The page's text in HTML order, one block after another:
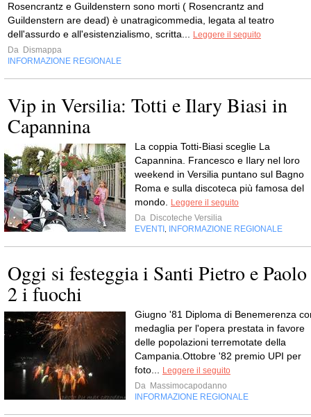
Rosencrantz e Guildenstern sono morti ( Rosencrantz and
Guildenstern are dead) è unatragicommedia, legata al teatro
dell'assurdo e all'esistenzialismo, scritta...
Leggere il seguito
Da Dismappa
INFORMAZIONE REGIONALE
Vip in Versilia: Totti e Ilary Biasi in
Capannina
La coppia Totti-Biasi sceglie La
Capannina. Francesco e Ilary nel loro
weekend in Versilia puntano sul Bagno
Roma e sulla discoteca più famosa del
mondo.
Leggere il seguito
Da Discoteche Versilia
EVENTI
INFORMAZIONE REGIONALE
Oggi si festeggia i Santi Pietro e Paolo
2 i fuochi
Giugno '81 Diploma di Benemerenza
medaglia per l'opera prestata in favore
delle popolazioni terremotate della
Campania.Ottobre '82 premio UPI per
foto...
Leggere il seguito
Da Massimocapodanno
INFORMAZIONE REGIONALE